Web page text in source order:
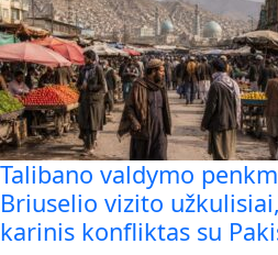
Talibano valdymo
Briuselio vizito
karinis konfliktas su